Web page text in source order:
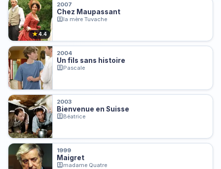
★4.4
2007
Chez Maupassant
la mère Tuvache
2004
Un fils sans histoire
Pascale
2003
Bienvenue en Suisse
Béatrice
1999
Maigret
madame Quatre